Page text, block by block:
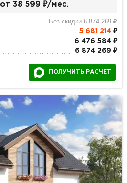
от 38 599 ₽/мес.
Без скидки 6 874 269 ₽
5 681 214₽
6 476 584 ₽
6 874 269 ₽
ПОЛУЧИТЬ РАСЧЕТ